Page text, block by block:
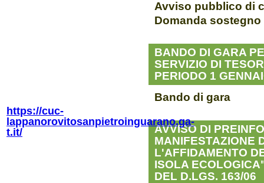
Avviso pubblico di
Domanda sostegno
BANDO DI GARA
SERVIZIO DI
PERIODO 1
Bando di gara
AVVISO DI
MANIFESTAZIONE
L'AFFIDAMENTO
ISOLA
DEL D.LGS. 163/06
https://cuc-
lappanorovitosanpietroinguarano.ga-
t.it/